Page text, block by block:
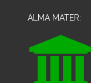
ALMA MATER: